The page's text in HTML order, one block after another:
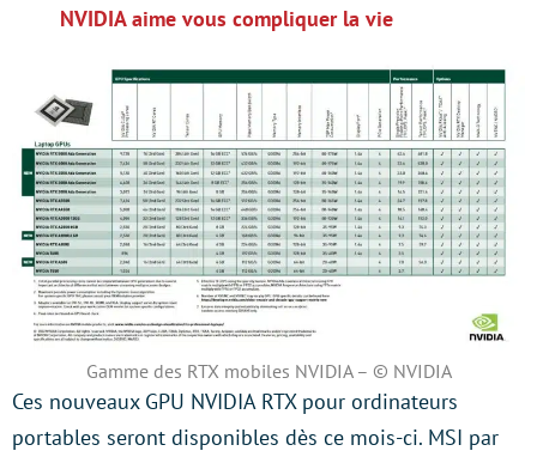
NVIDIA aime vous compliquer la vie
Gamme des RTX mobiles NVIDIA – © NVIDIA
Ces nouveaux GPU NVIDIA RTX pour ordinateurs
portables seront disponibles dès ce mois-ci. MSI par